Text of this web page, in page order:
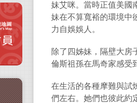
妹艾咪。當時正值美國
妹在不算寬裕的環境中
力自娛娛人。
除了四姊妹，隔壁大房
倫斯祖孫在馬奇家感受
在生活的各種摩難與試
們左右。她們也彼此約